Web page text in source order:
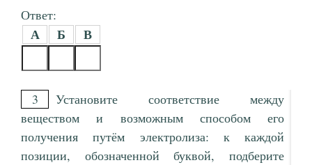
Ответ:
А Б В
3
Установите соответствие между
веществом и возможным способом его
получения путём электролиза: к каждой
позиции, обозначенной буквой, подберите